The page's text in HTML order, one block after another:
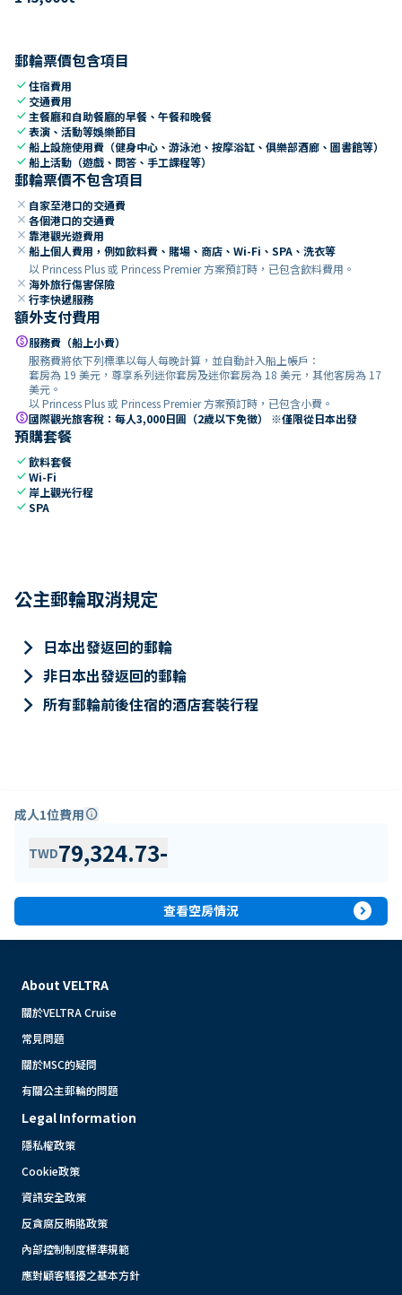
郵輪票價包含項目
check住宿費用
check 交通費用
check 主餐廳和自助餐廳的早餐、午餐和晚餐
check表演、活動等娛樂節目
check船上設施使用費（健身中心、游泳池、按摩浴缸、俱樂部酒廊、圖書館等）
check船上活動（遊戲、問答、手工課程等）
郵輪票價不包含項目
close 自家至港口的交通費
close 各個港口的交通費
close 靠港觀光遊費用
close 船上個人費用，例如飲料費、賭場、商店、Wi-Fi、SPA、洗衣等
以 Princess Plus 或 Princess Premier 方案預訂時，已包含飲料費用。
close 海外旅行傷害保險
close 行李快遞服務
額外支付費用
paid服務費（船上小費）
服務費將依下列標準以每人每晚計算，並自動計入船上帳戶：
套房為 19 美元，尊享系列迷你套房及迷你套房為 18 美元，其他客房為 17
美元。
以 Princess Plus 或 Princess Premier 方案預訂時，已包含小費。
paid國際觀光旅客稅：每人3,000日圓（2歲以下免徵） ※僅限從日本出發
預購套餐
check飲料套餐
checkWi-Fi
check 岸上觀光行程
checkSPA
公主郵輪取消規定
keyboard_arrow_right 日本出發返回的郵輪
keyboard_arrow_right 非日本出發返回的郵輪
keyboard_arrow_right 所有郵輪前後住宿的酒店套裝行程
成人1位費用info
TWD79,324.73-
查看空房情況 expand_circle_right
About VELTRA
關於VELTRA Cruise
常見問題
關於MSC的疑問
有關公主郵輪的問題
Legal Information
隱私權政策
Cookie政策
資訊安全政策
反貪腐反賄賂政策
內部控制制度標準規範
應對顧客騷擾之基本方針